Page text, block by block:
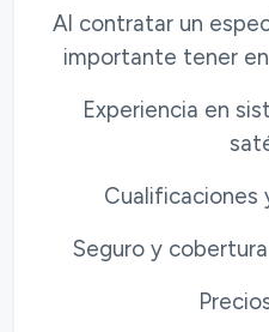
Al contratar un
importante tener
Experiencia en
Cualificaciones
Seguro y